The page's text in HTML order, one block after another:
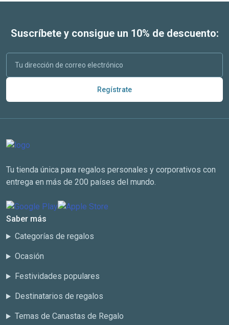
Suscríbete y consigue un 10% de descuento:
Regístrate
Tu tienda única para regalos personales y corporativos con
entrega en más de 200 países del mundo.
Saber más
Categorías de regalos
Ocasión
Festividades populares
Destinatarios de regalos
Temas de Canastas de Regalo